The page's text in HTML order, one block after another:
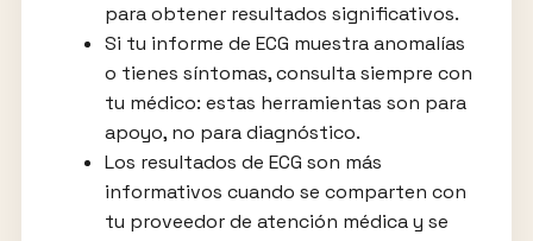
para obtener resultados significativos.
Si tu informe de ECG muestra anomalías
o tienes síntomas, consulta siempre con
tu médico: estas herramientas son para
apoyo, no para diagnóstico.
Los resultados de ECG son más
informativos cuando se comparten con
tu proveedor de atención médica y se